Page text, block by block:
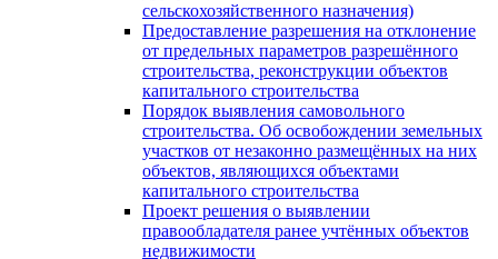
сельскохозяйственного назначения)
Предоставление разрешения на отклонение
от предельных параметров разрешённого
строительства, реконструкции объектов
капитального строительства
Порядок выявления самовольного
строительства. Об освобождении земельных
участков от незаконно размещённых на них
объектов, являющихся объектами
капитального строительства
Проект решения о выявлении
правообладателя ранее учтённых объектов
недвижимости